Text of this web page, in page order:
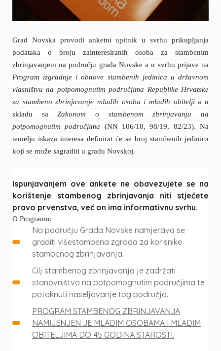
Grad Novska provodi anketni upitnik u svrhu prikupljanja
podataka o broju zainteresiranih osoba za stambenim
zbrinjavanjem na području grada Novske a u svrhu prijave na
Program izgradnje i obnove stambenih jedinica u državnom
vlasništvu na potpomognutim područjima Republike Hrvatske
za stambeno zbrinjavanje mladih osoba i mladih obiteljia u
skladu saZakonom o stambenom zbrinjavanju na
potpomognutim područjima (NN 106/18, 98/19, 82/23). Na
temelju iskaza interesa definirat će se broj stambenih jedinica
koji se može sagraditi u gradu Novskoj.
Ispunjavanjem ove ankete ne obavezujete se na
korištenje stambenog zbrinjavanja niti stječete
pravo prvenstva, već on ima informativnu svrhu.
O Programu:
Na području Grada Novske namjerava se
graditi višestambena zgrada za korisnike
stambenog zbrinjavanja.
Cilj stambenog zbrinjavanja je zadržati
stanovništvo na potpomognutim područjima te
potaknuti naseljavanje tog područja.
PROGRAM STAMBENOG ZBRINJAVANJA
NAMIJENJEN JE MLADIM OSOBAMA I MLADIM
OBITELJIMA DO 45 GODINA STAROSTI.